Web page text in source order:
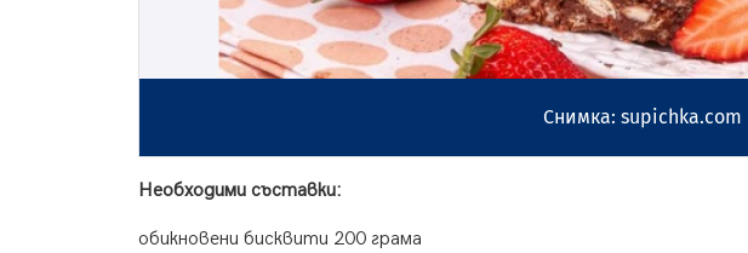
Снимка: supichka.com
Необходими съставки:
обикновени бисквити 200 грама